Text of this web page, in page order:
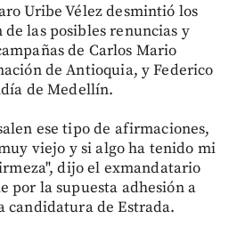
Uribe Vélez desmintió los
las posibles renuncias y
de Carlos Mario
de Antioquia, y Federico
de Medellín.
ese tipo de afirmaciones,
viejo y si algo ha tenido mi
dijo el exmandatario
por la supuesta adhesión a
candidatura de Estrada.